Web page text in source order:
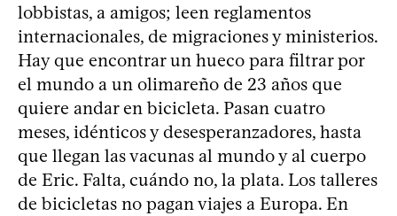
lobbistas, a amigos; leen reglamentos
internacionales, de migraciones y ministerios.
Hay que encontrar un hueco para filtrar por
el mundo a un olimareño de 23 años que
quiere andar en bicicleta. Pasan cuatro
meses, idénticos y desesperanzadores, hasta
que llegan las vacunas al mundo y al cuerpo
de Eric. Falta, cuándo no, la plata. Los talleres
de bicicletas no pagan viajes a Europa. En